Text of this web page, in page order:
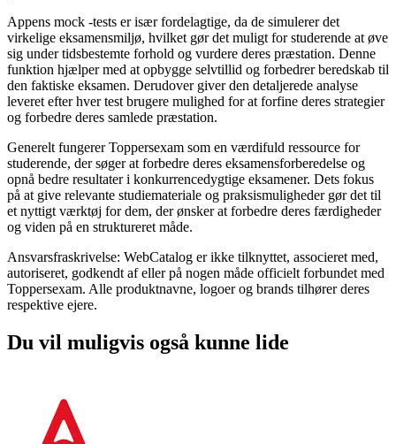
Appens mock -tests er især fordelagtige, da de simulerer det
virkelige eksamensmiljø, hvilket gør det muligt for studerende at øve
sig under tidsbestemte forhold og vurdere deres præstation. Denne
funktion hjælper med at opbygge selvtillid og forbedrer beredskab til
den faktiske eksamen. Derudover giver den detaljerede analyse
leveret efter hver test brugere mulighed for at forfine deres strategier
og forbedre deres samlede præstation.
Generelt fungerer Toppersexam som en værdifuld ressource for
studerende, der søger at forbedre deres eksamensforberedelse og
opnå bedre resultater i konkurrencedygtige eksamener. Dets fokus
på at give relevante studiemateriale og praksismuligheder gør det til
et nyttigt værktøj for dem, der ønsker at forbedre deres færdigheder
og viden på en struktureret måde.
Ansvarsfraskrivelse: WebCatalog er ikke tilknyttet, associeret med,
autoriseret, godkendt af eller på nogen måde officielt forbundet med
Toppersexam. Alle produktnavne, logoer og brands tilhører deres
respektive ejere.
Du vil muligvis også kunne lide